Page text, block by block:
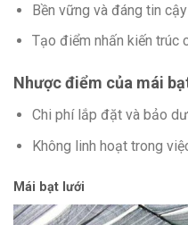
Bền vững và đáng tin cậy
Tạo điểm nhấn kiến trúc
Nhược điểm của mái
Chi phí lắp đặt và bảo
Không linh hoạt trong
Mái bạt lưới